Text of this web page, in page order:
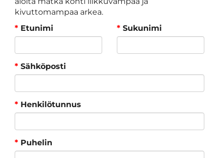
kivuttomampaa arkea.
* Etunimi * Sukunimi
* Sähköposti
* Henkilötunnus
* Puhelin